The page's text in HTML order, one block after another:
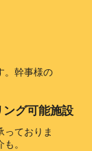
。幹事様の
グ可能施設
っておりま
。